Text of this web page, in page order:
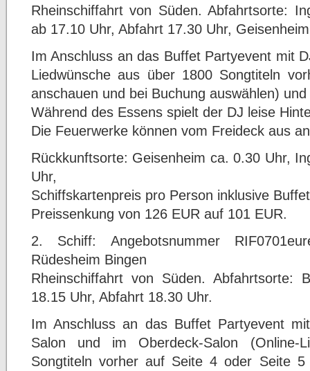
Rheinschiffahrt von Süden. Abfahrtsorte:
ab 17.10 Uhr, Abfahrt 17.30 Uhr,
Im Anschluss an das Buffet Partyevent mit
Liedwünsche aus über 1800 Songtiteln
anschauen und bei Buchung auswählen)
Während des Essens spielt der DJ leise
Die Feuerwerke können vom Freideck aus
Rückkunftsorte: Geisenheim ca. 0.30 Uhr,
Uhr,
Schiffskartenpreis pro Person inklusive
Preissenkung von 126 EUR auf 101 EUR.
2. Schiff: Angebotsnummer
Rüdesheim Bingen
Rheinschiffahrt von Süden. Abfahrtsorte:
18.15 Uhr, Abfahrt 18.30 Uhr.
Im Anschluss an das Buffet Partyevent
Salon und im Oberdeck-Salon (Online-
Songtiteln vorher auf Seite 4 oder Seite 5